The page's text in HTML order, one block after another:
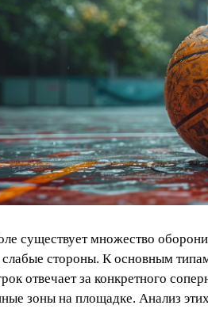
существует множество
стороны. К основным
отвечает за конкретного
зоны на площадке. Анализ